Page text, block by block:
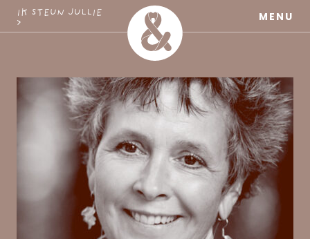
MaatschapWij
MENU
IK STEUN JULLIE
>